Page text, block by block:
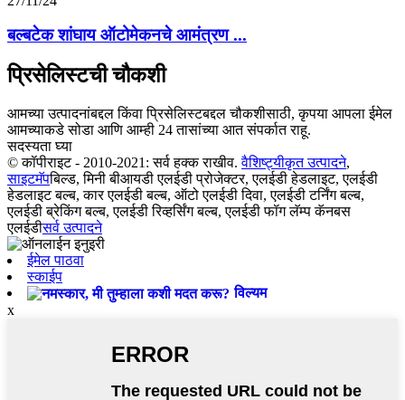
बल्बटेक शांघाय ऑटोमेकनचे आमंत्रण ...
प्रिसेलिस्टची चौकशी
आमच्या उत्पादनांबद्दल किंवा प्रिसेलिस्टबद्दल चौकशीसाठी, कृपया आपला ईमेल
आमच्याकडे सोडा आणि आम्ही 24 तासांच्या आत संपर्कात राहू.
सदस्यता घ्या
© कॉपीराइट - 2010-2021: सर्व हक्क राखीव. वैशिष्ट्यीकृत उत्पादने,
साइटमॅपबिल्ड, मिनी बीआयडी एलईडी प्रोजेक्टर, एलईडी हेडलाइट, एलईडी
हेडलाइट बल्ब, कार एलईडी बल्ब, ऑटो एलईडी दिवा, एलईडी टर्निंग बल्ब,
एलईडी ब्रेकिंग बल्ब, एलईडी रिव्हर्सिंग बल्ब, एलईडी फॉग लॅम्प कॅनबस
एलईडीसर्व उत्पादने
ईमेल पाठवा
स्काईप
विल्यम
x